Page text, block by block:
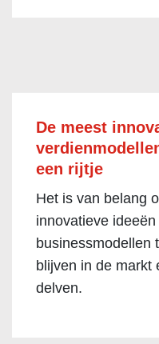
De meest
een rijtje
Het is van belang
innovatieve
businessmodellen
blijven in de markt
delven.